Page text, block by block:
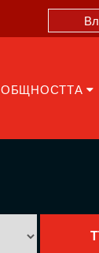
ОБЩНОСТТА